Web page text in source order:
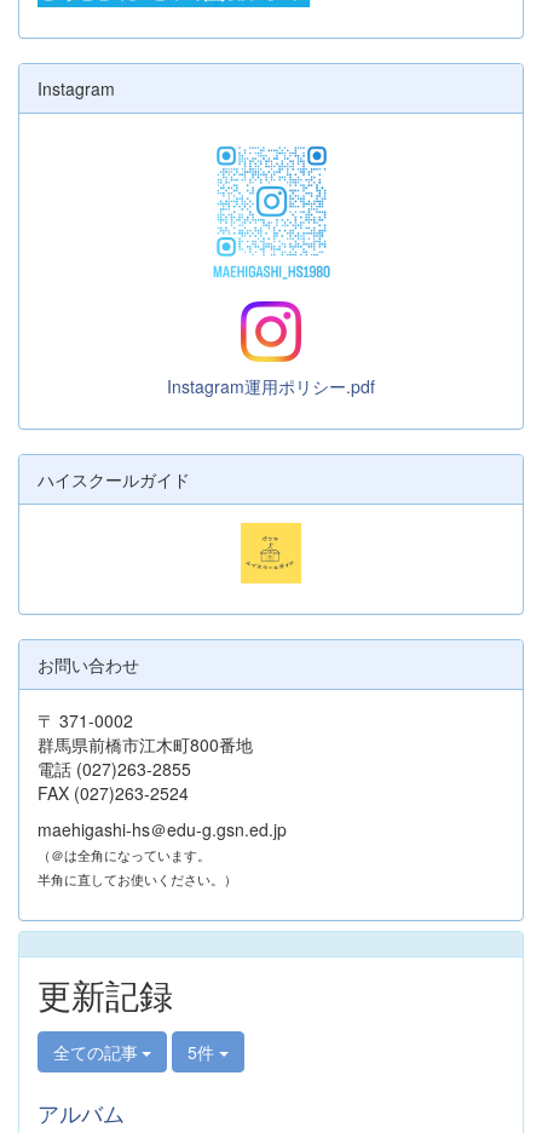
Instagram
Instagram運用ポリシー.pdf
ハイスクールガイド
お問い合わせ
〒 371-0002
群馬県前橋市江木町800番地
電話 (027)263-2855
FAX (027)263-2524
maehigashi-hs＠edu-g.gsn.ed.jp
（＠は全角になっています。
半角に直してお使いください。）
更新記録
全ての記事 5件
アルバム